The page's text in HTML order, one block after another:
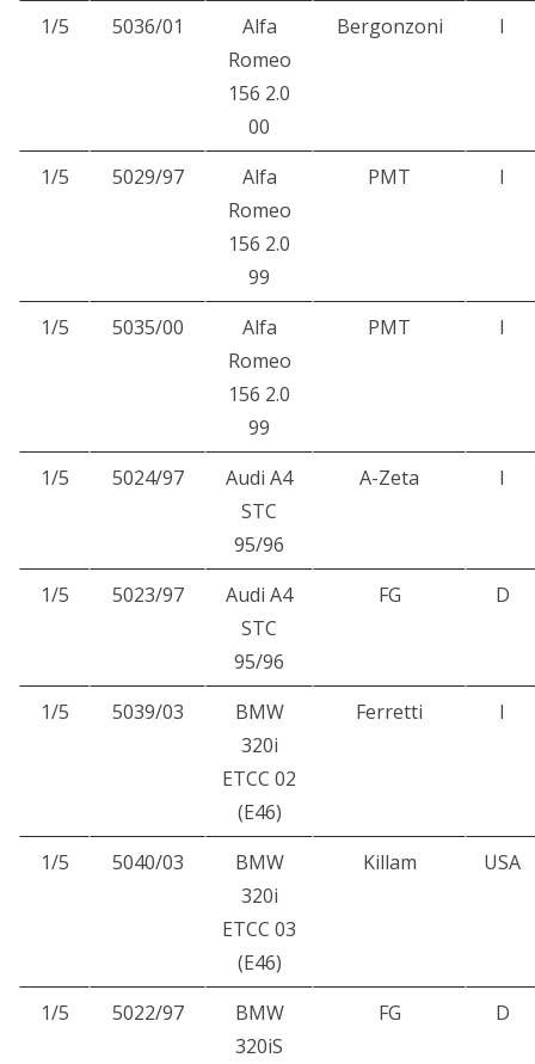
1/5 5036/01
Alfa
Romeo
156 2.0
00
Bergonzoni I
1/5 5029/97
Alfa
Romeo
156 2.0
99
PMT I
1/5 5035/00
Alfa
Romeo
156 2.0
99
PMT I
1/5 5024/97
Audi A4
STC
95/96
A-Zeta I
1/5 5023/97
Audi A4
STC
95/96
FG D
1/5 5039/03
BMW
320i
ETCC 02
(E46)
Ferretti I
1/5 5040/03
BMW
320i
ETCC 03
(E46)
Killam USA
1/5 5022/97
BMW
320iS
FG D